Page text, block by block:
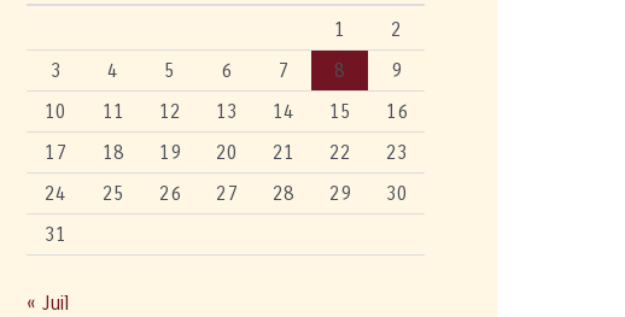
1
2
3
4 5 6 7 8
9
10
11 12 13 14 15
16
17
18 19 20 21 22
23
24
25 26 27 28 29
30
31
« Juil